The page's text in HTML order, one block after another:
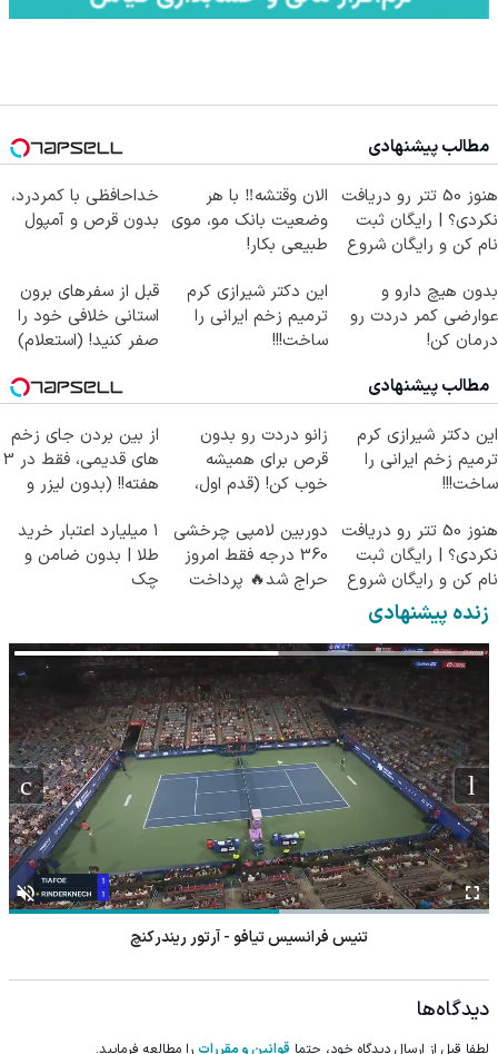
مطالب پیشنهادی
هنوز 50 تتر رو دریافت
نکردی؟ | رایگان ثبت
نام کن و رایگان شروع
الان وقتشه‼️ با هر
وضعیت بانک مو، موی
طبیعی بکار!
خداحافظی با کمردرد،
بدون قرص و آمپول
بدون هیچ دارو و
عوارضی کمر دردت رو
درمان کن!
این دکتر شیرازی کرم
ترمیم زخم ایرانی را
ساخت!!!
قبل از سفرهای برون
استانی خلافی خود را
صفر کنید! (استعلام)
مطالب پیشنهادی
این دکتر شیرازی کرم
ترمیم زخم ایرانی را
ساخت!!!
زانو دردت رو بدون
قرص برای همیشه
خوب کن! (قدم اول،
از بین بردن جای زخم
های قدیمی، فقط در 3
هفته!! (بدون لیزر و
هنوز 50 تتر رو دریافت
نکردی؟ | رایگان ثبت
نام کن و رایگان شروع
کن!
دوربین لامپی چرخشی
360 درجه فقط امروز
حراج شد🔥 پرداخت
۱ میلیارد اعتبار خرید
طلا | بدون ضامن و
چک
زنده پیشنهادی
تنیس فرانسیس تیافو - آرتور ریندرکنچ
دیدگاه‌ها
لطفا قبل از ارسال دیدگاه خود، حتما قوانین و مقررات را مطالعه فرمایید.